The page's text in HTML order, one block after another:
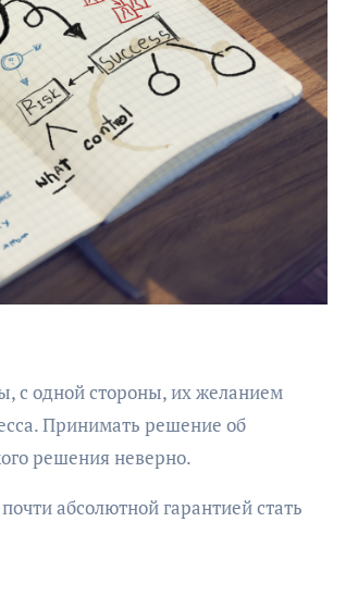
с одной стороны, их желанием
Принимать решение об
решения неверно.
абсолютной гарантией стать